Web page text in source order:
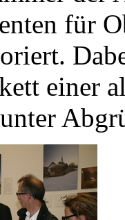
für
einer